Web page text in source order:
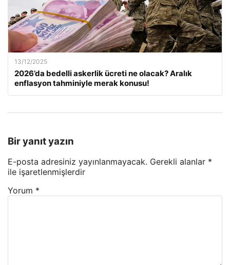
13/12/2025
2026’da bedelli askerlik ücreti ne olacak? Aralık
enflasyon tahminiyle merak konusu!
Bir yanıt yazın
E-posta adresiniz yayınlanmayacak. Gerekli alanlar *
ile işaretlenmişlerdir
Yorum *